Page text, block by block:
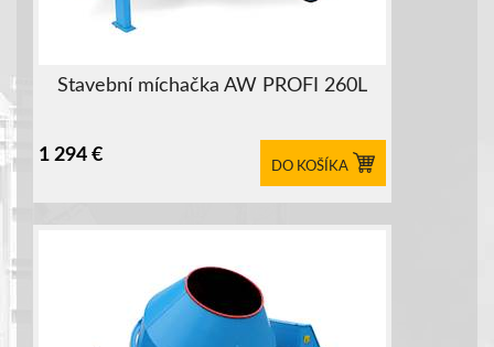
Stavební míchačka AW PROFI 260L
1 294 €
DO KOŠÍKA